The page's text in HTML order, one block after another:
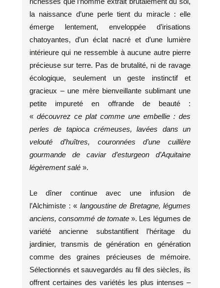
la naissance d’une perle tient du miracle : elle
émerge lentement, enveloppée d’irisations
chatoyantes, d’un éclat nacré et d’une lumière
intérieure qui ne ressemble à aucune autre pierre
précieuse sur terre. Pas de brutalité, ni de ravage
écologique, seulement un geste instinctif et
gracieux – une mère bienveillante sublimant une
petite impureté en offrande de beauté :
« découvrez ce plat comme une embellie : des
perles de tapioca crémeuses, lavées dans un
velouté d’huîtres, couronnées d’une cuillère
gourmande de caviar d’esturgeon d’Aquitaine
légèrement salé ».
Le dîner continue avec une infusion de
l’Alchimiste : « langoustine de Bretagne, légumes
anciens, consommé de tomate». Les légumes de
variété ancienne substantifient l’héritage du
jardinier, transmis de génération en génération
comme des graines précieuses de mémoire.
Sélectionnés et sauvegardés au fil des siècles, ils
offrent certaines des variétés les plus intenses –